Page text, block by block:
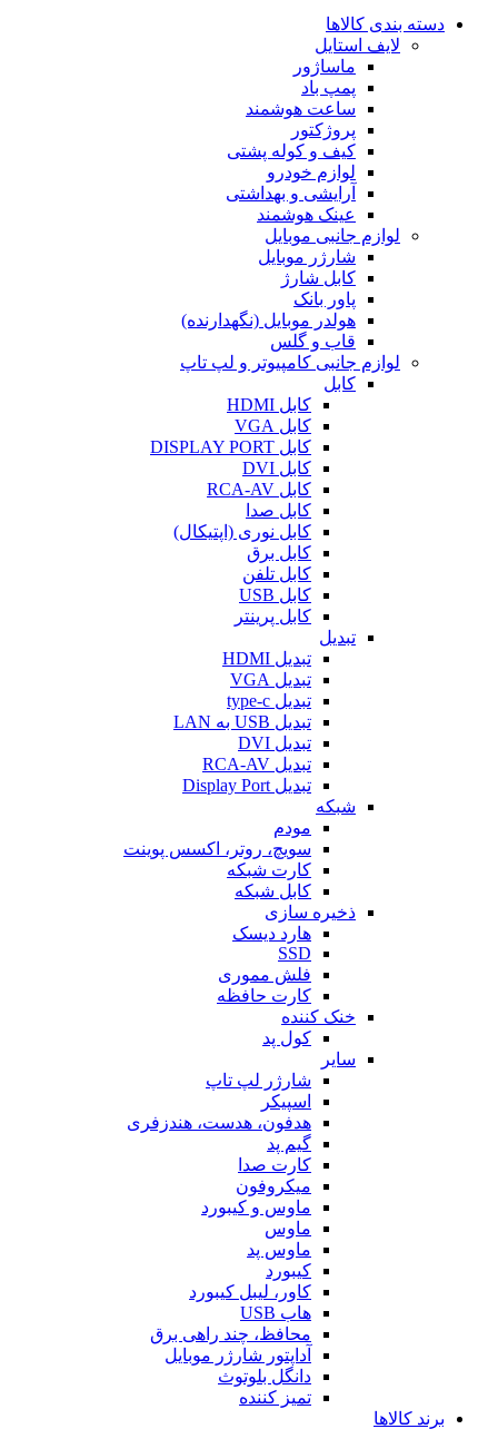
دسته بندی کالاها
لایف استایل
ماساژور
پمپ باد
ساعت هوشمند
پروژکتور
کیف و کوله پشتی
لوازم خودرو
آرایشی و بهداشتی
عینک هوشمند
لوازم جانبی موبایل
شارژر موبایل
کابل شارژ
پاور بانک
هولدر موبایل (نگهدارنده)
قاب و گلس
لوازم جانبی کامپیوتر و لپ تاپ
کابل
کابل HDMI
کابل VGA
کابل DISPLAY PORT
کابل DVI
کابل RCA-AV
کابل صدا
کابل نوری (اپتیکال)
کابل برق
کابل تلفن
کابل USB
کابل پرینتر
تبدیل
تبدیل HDMI
تبدیل VGA
تبدیل type-c
تبدیل USB به LAN
تبدیل DVI
تبدیل RCA-AV
تبدیل Display Port
شبکه
مودم
سویچ، روتر، اکسس پوینت
کارت شبکه
کابل شبکه
ذخیره سازی
هارد دیسک
SSD
فلش مموری
کارت حافظه
خنک کننده
کول پد
سایر
شارژر لپ تاپ
اسپیکر
هدفون، هدست، هندزفری
گیم پد
کارت صدا
میکروفون
ماوس و کیبورد
ماوس
ماوس پد
کیبورد
کاور، لیبل کیبورد
هاب USB
محافظ، چند راهی برق
آداپتور شارژر موبایل
دانگل بلوتوث
تمیز کننده
برند کالاها